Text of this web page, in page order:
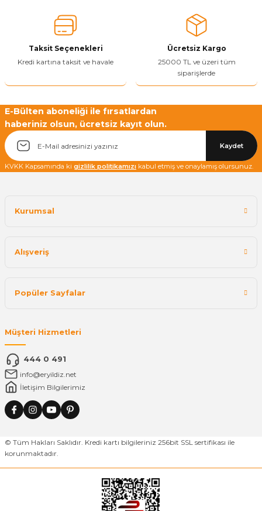
Ürün bilgilerinde hatalar bulunuyor.
Ürün fiyatı diğer sitelerden daha pahalı.
Bu ürüne benzer farklı alternatifler olmalı.
Yetkiliye Gönder
Taksit Seçenekleri
Kredi kartına taksit ve havale
Ücretsiz Kargo
25000 TL ve üzeri tüm
siparişlerde
E-Bülten aboneliği ile fırsatlardan
haberiniz olsun, ücretsiz kayıt olun.
Kaydet
KVKK Kapsamında ki gizlilik politikamızı kabul etmiş ve onaylamış olursunuz.
Kurumsal
Alışveriş
Popüler Sayfalar
Müşteri Hizmetleri
444 0 491
info@eryildiz.net
İletişim Bilgilerimiz
© Tüm Hakları Saklıdır. Kredi kartı bilgileriniz 256bit SSL sertifikası ile
korunmaktadır.